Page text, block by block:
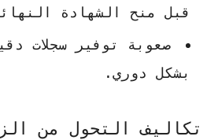
قبل منح الشهادة
صعوبة توفير سجلات
بشكل دوري.
تكاليف التحول من